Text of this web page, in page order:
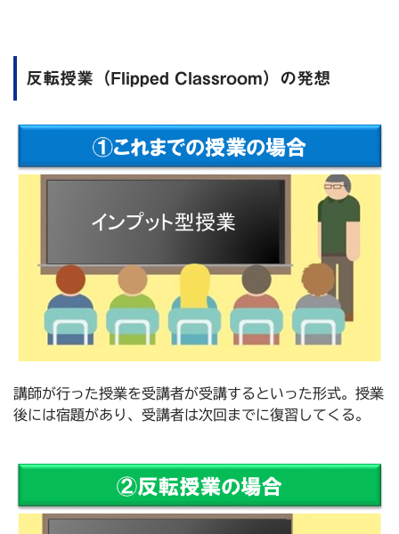
反転授業（Flipped Classroom）の発想
講師が行った授業を受講者が受講するといった形式。授業
後には宿題があり、受講者は次回までに復習してくる。